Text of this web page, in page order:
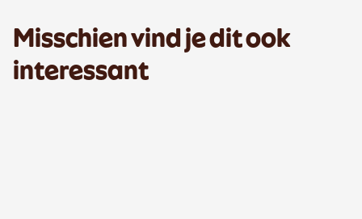
Misschien vind je dit ook
interessant